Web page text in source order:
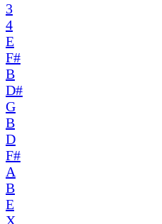
3
4
E
F#
B
D#
G
B
D
F#
A
B
E
X